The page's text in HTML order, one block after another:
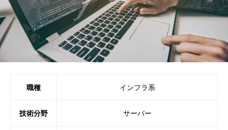
職種 インフラ系
技術分野 サーバー